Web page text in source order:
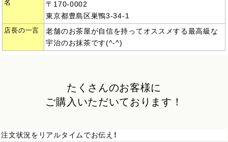
名
〒170-0002
東京都豊島区巣鴨3-34-1
店長の一言
老舗のお茶屋が自信を持ってオススメする最高級な
宇治のお抹茶です(^-^)
たくさんのお客様に
ご購入いただいております！
注文状況をリアルタイムでお伝え！